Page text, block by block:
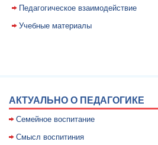
Педагогическое взаимодействие
Учебные материалы
АКТУАЛЬНО О ПЕДАГОГИКЕ
Семейное воспитание
Смысл воспитиния